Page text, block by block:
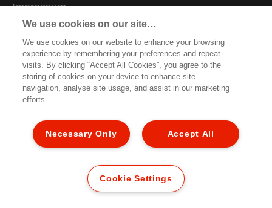
Impressum
Meine Daten verwalten
Kundenservice
Karriere
Hinweise zum Verpackungsrecycling
Garantiebedingungen
Konformitätserklärungen
Sitemap
© 2026 ACCO Brands. All Rights Reserved.
We use cookies on our site…
We use cookies on our website to enhance your browsing
experience by remembering your preferences and repeat
visits. By clicking “Accept All Cookies”, you agree to the
storing of cookies on your device to enhance site
navigation, analyse site usage, and assist in our marketing
efforts.
Accept All
Necessary Only
Cookie Settings